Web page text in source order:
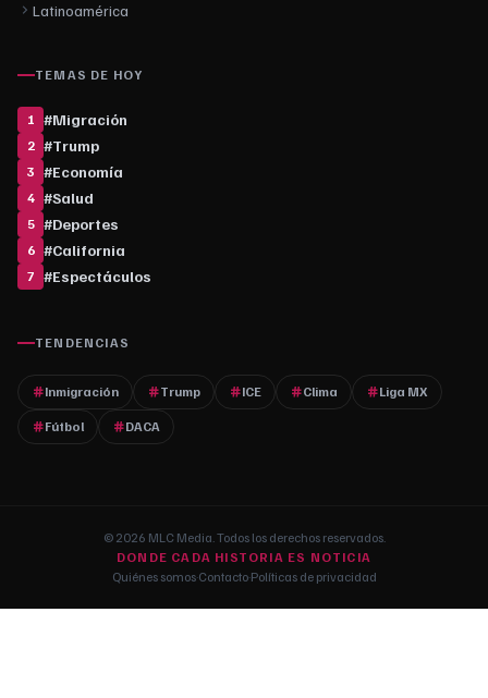
Latinoamérica
TEMAS DE HOY
1 #Migración
2 #Trump
3 #Economía
4 #Salud
5 #Deportes
6 #California
7 #Espectáculos
TENDENCIAS
Inmigración Trump ICE Clima Liga MX
Fútbol DACA
© 2026 MLC Media. Todos los derechos reservados.
DONDE CADA HISTORIA ES NOTICIA
Quiénes somos·Contacto·Políticas de privacidad